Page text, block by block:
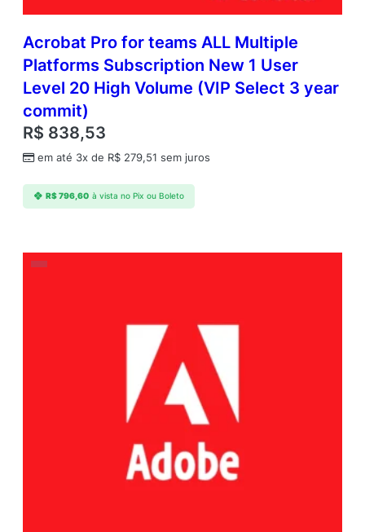
Acrobat Pro for teams ALL Multiple
Platforms Subscription New 1 User
Level 20 High Volume (VIP Select 3 year
commit)
R$ 838,53
em até 3x de R$ 279,51 sem juros
R$796,60 à vista no Pix ou Boleto